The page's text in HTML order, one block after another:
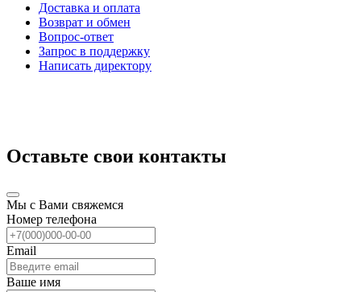
Доставка и оплата
Возврат и обмен
Вопрос-ответ
Запрос в поддержку
Написать директору
Оставьте свои контакты
Мы с Вами свяжемся
Номер телефона
Email
Ваше имя